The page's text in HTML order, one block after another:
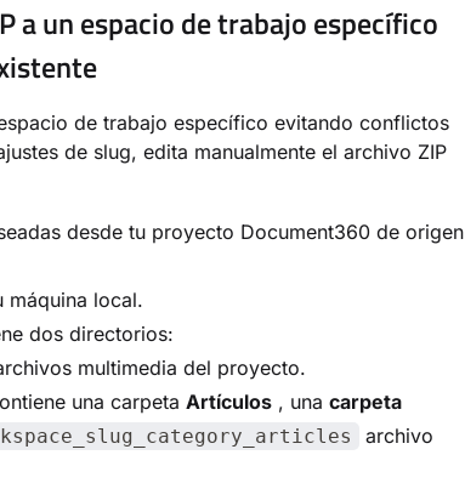
a un espacio de trabajo específico
de trabajo específico evitando conflictos
de slug, edita manualmente el archivo ZIP
desde tu proyecto Document360 de origen
máquina local.
dos directorios:
multimedia del proyecto.
una carpeta Artículos , una carpeta
archivo